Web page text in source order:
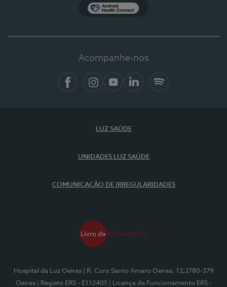
Acompanhe-nos
LUZ SAÚDE
UNIDADES LUZ SAÚDE
COMUNICAÇÃO DE IRREGULARIDADES
Hospital da Luz Oeiras
| R. Coro Santo Amaro Oeiras, 12,2780-379
Oeiras
| Registo ERS - E112405
| Licença de Funcionamento ERS -